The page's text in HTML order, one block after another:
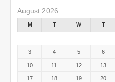
August 2026
M T W T
3 4 5 6
10 11 12 13
17 18 19 20